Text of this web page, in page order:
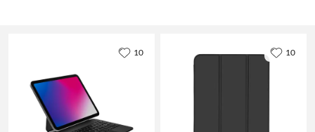
10 10